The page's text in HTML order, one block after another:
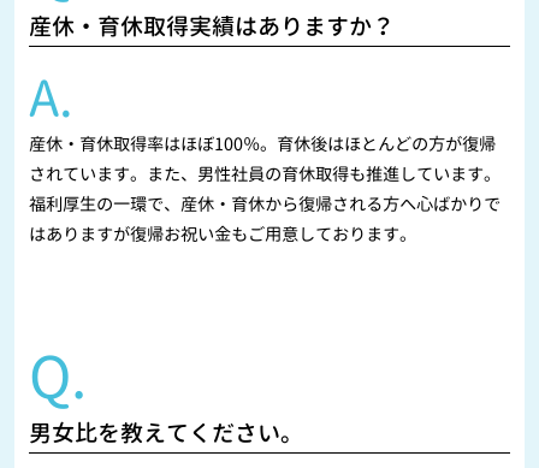
産休・育休取得実績はありますか？
A.
産休・育休取得率はほぼ100％。育休後はほとんどの方が復帰
されています。また、男性社員の育休取得も推進しています。
福利厚生の一環で、産休・育休から復帰される方へ心ばかりで
はありますが復帰お祝い金もご用意しております。
Q.
男女比を教えてください。